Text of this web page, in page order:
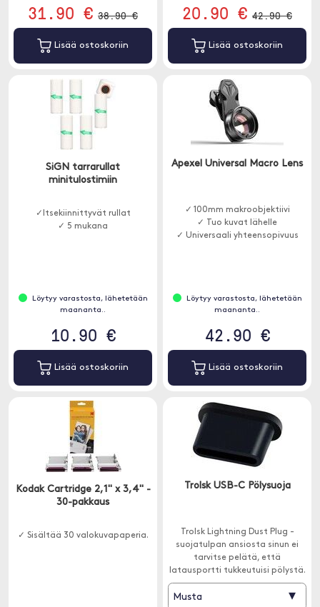
31.90 € 38.90 €
Lisää ostoskoriin
20.90 € 42.90 €
Lisää ostoskoriin
SiGN tarrarullat
minitulostimiin
✓Itsekiinnittyvät rullat
✓ 5 mukana
Löytyy varastosta, lähetetään
maananta..
10.90 €
Lisää ostoskoriin
Apexel Universal Macro Lens
✓ 100mm makroobjektiivi
✓ Tuo kuvat lähelle
✓ Universaali yhteensopivuus
Löytyy varastosta, lähetetään
maananta..
42.90 €
Lisää ostoskoriin
Kodak Cartridge 2,1" x 3,4" -
30-pakkaus
✓ Sisältää 30 valokuvapaperia.
Trolsk USB-C Pölysuoja
Trolsk Lightning Dust Plug -
suojatulpan ansiosta sinun ei
tarvitse pelätä, että
latausportti tukkeutuisi pölystä.
Musta ▾